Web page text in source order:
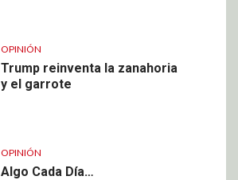
OPINIÓN
Trump reinventa la zanahoria
y el garrote
OPINIÓN
Algo Cada Día…